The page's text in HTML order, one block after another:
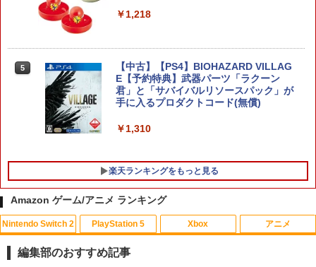
￥3,980
4
【特典】アナザーエデン ビギンズ Ninte
ndo Switch 2 Edition(【早期購入封入
特典】シリアルコード)
アークシステムワークス 【Switch2】デ
イヴ・ザ・ダイバー COMPLETE EDITI
ON [NXS-P-A8XTC NSW2 デイブ ザ ダ
イバ- コンプリ-ト エディション]
￥5,740
【特典】AKIBA LOST PS5版(【初回封
入特典】ゲーム内デジタルアイテム（特
￥5,507
【店内全品P10倍 8/4〜要エントリー】
【中古】[PS5] プラグマタ(PRAGMATA)
通常版 カプコン(20260417)
￥5,640
￥1,218
5
【中古】【PS4】BIOHAZARD VILLAG
E【予約特典】武器パーツ「ラクーン
君」と「サバイバルリソースパック」が
手に入るプロダクトコード(無償)
￥1,310
楽天ランキングをもっと見る
1
【中古】カーズ MovieNEX [純正ブルー
レイ＋純正ケース]
Amazon ゲーム/アニメ ランキング
Nintendo Switch 2 PlayStation 5 Xbox アニメ
編集部のおすすめ記事